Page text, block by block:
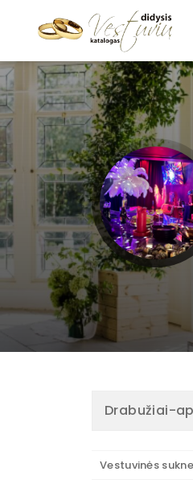
Drabužiai-
Vestuvinės